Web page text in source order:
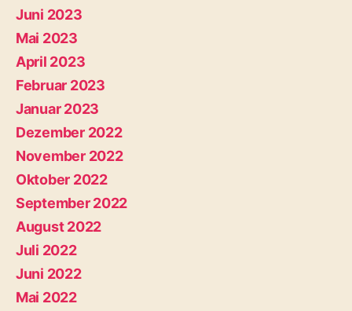
Juni 2023
Mai 2023
April 2023
Februar 2023
Januar 2023
Dezember 2022
November 2022
Oktober 2022
September 2022
August 2022
Juli 2022
Juni 2022
Mai 2022